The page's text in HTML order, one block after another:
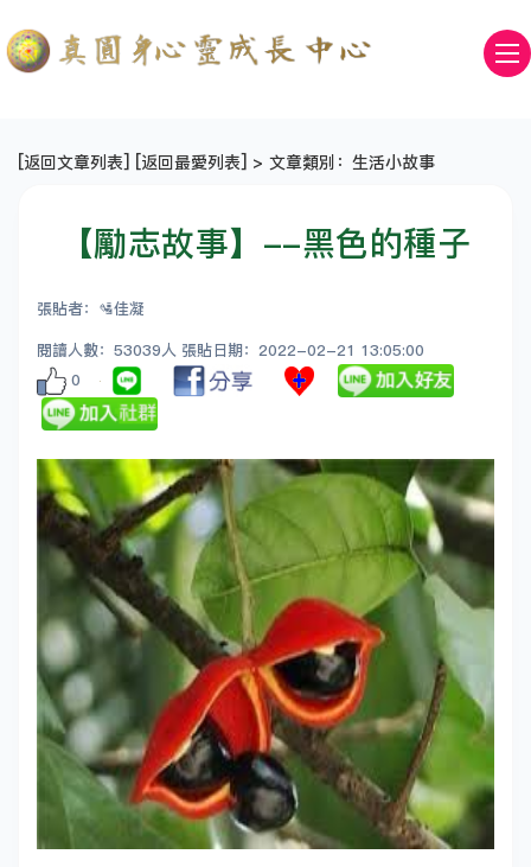
[返回文章列表] [返回最愛列表] > 文章類別：生活小故事
【勵志故事】--黑色的種子
張貼者：🛂佳凝
閱讀人數：53039人 張貼日期：2022-02-21 13:05:00
0